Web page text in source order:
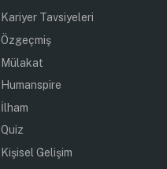
Kariyer Tavsiyeleri
Özgeçmiş
Mülakat
Humanspire
İlham
Quiz
Kişisel Gelişim